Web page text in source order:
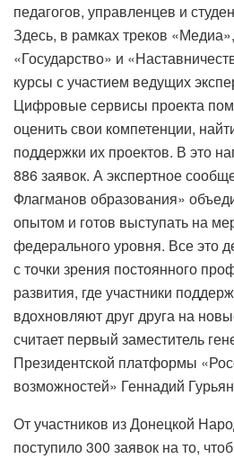
педагогов, управленцев и
Здесь, в рамках треков
«Государство» и
курсы с участием ведущих
Цифровые сервисы проекта
оценить свои компетенции,
поддержки их проектов. В это
886 заявок. А экспертное
Флагманов образования»
опытом и готов выступать на
федерального уровня. Все это
с точки зрения постоянного
развития, где участники
вдохновляют друг друга на
считает первый заместитель
Президентской платформы
возможностей» Геннадий
От участников из Донецкой
поступило 300 заявок на то,